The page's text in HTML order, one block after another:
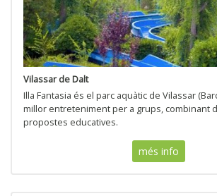
Vilassar de Dalt
Illa Fantasia és el parc aquàtic de Vilassar
millor entreteniment per a grups, combinant
propostes educatives.
més info